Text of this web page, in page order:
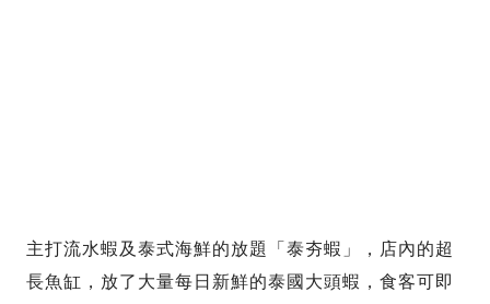
主打流水蝦及泰式海鮮的放題「泰夯蝦」，店內的超
長魚缸，放了大量每日新鮮的泰國大頭蝦，食客可即